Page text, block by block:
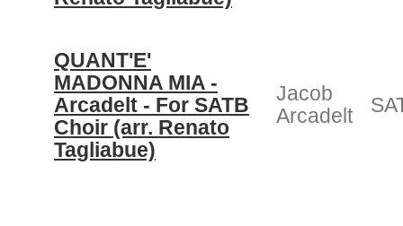
QUANT'E'
MADONNA MIA -
Arcadelt - For SATB
Choir (arr. Renato
Tagliabue)
Jacob
Arcadelt